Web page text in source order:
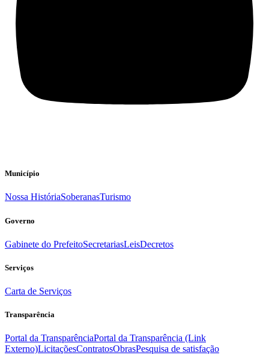
Município
Nossa HistóriaSoberanasTurismo
Governo
Gabinete do PrefeitoSecretariasLeisDecretos
Serviços
Carta de Serviços
Transparência
Portal da TransparênciaPortal da Transparência (Link
Externo)LicitaçõesContratosObrasPesquisa de satisfação